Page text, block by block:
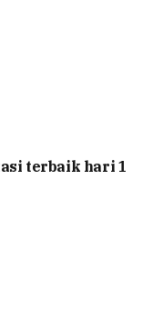
terbaik hari 1